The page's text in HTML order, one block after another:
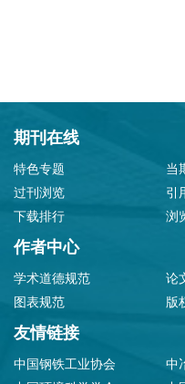
期刊在线
特色专题
当
过刊浏览
引
下载排行
浏
作者中心
学术道德规范
论
图表规范
版
友情链接
中国钢铁工业协会
中